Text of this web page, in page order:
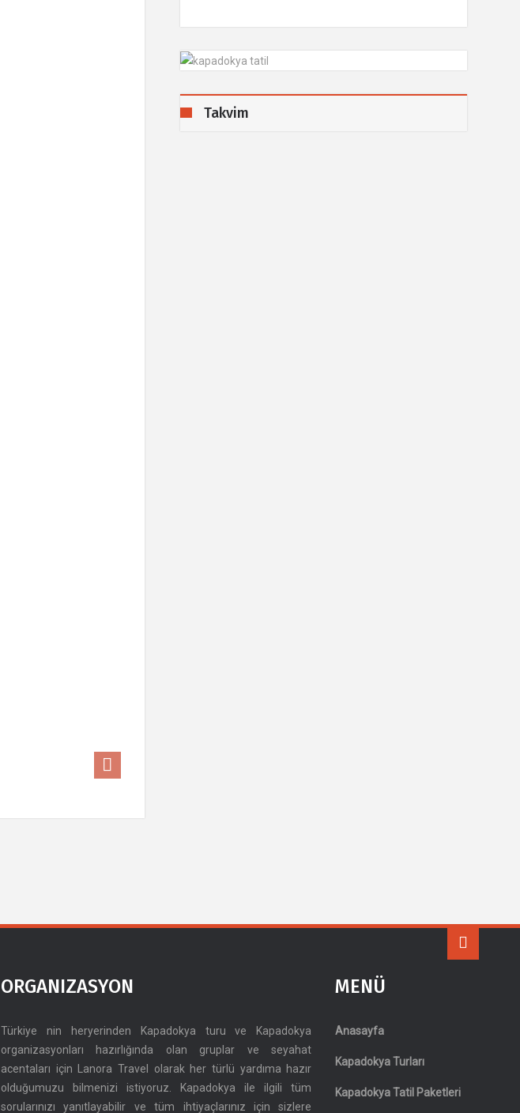
Takvim
ORGANIZASYON
Türkiye nin heryerinden Kapadokya turu ve Kapadokya
organizasyonları hazırlığında olan gruplar ve seyahat
acentaları için Lanora Travel olarak her türlü yardıma hazır
olduğumuzu bilmenizi istiyoruz. Kapadokya ile ilgili tüm
sorularınızı yanıtlayabilir ve tüm ihtiyaçlarınız için sizlere
MENÜ
Anasayfa
Kapadokya Turları
Kapadokya Tatil Paketleri